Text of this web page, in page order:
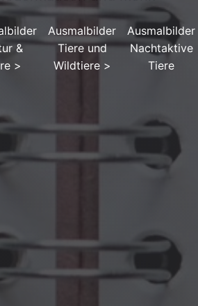
&
>
Ausmalbilder
Tiere und
Wildtiere >
Ausmalbilder
Nachtaktive
Tiere